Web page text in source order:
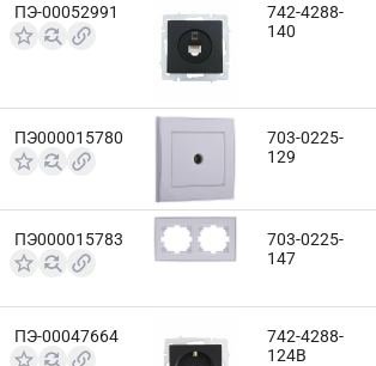
ПЭ-00052991
742-4288-
140
ПЭ000015780
703-0225-
129
ПЭ000015783
703-0225-
147
ПЭ-00047664
742-4288-
124B